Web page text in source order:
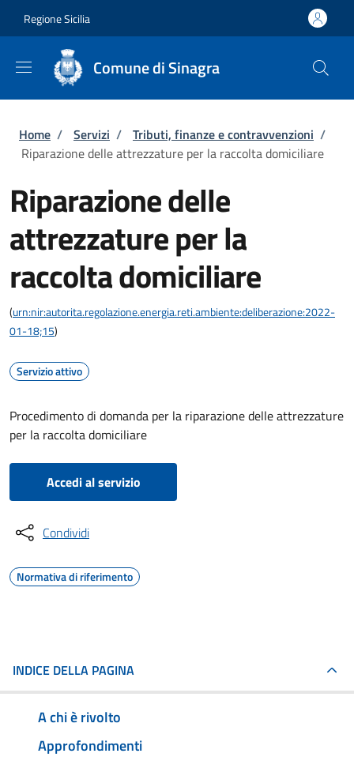
Regione Sicilia
Comune di Sinagra
Briciole di pane
Home / Servizi / Tributi, finanze e contravvenzioni /
Riparazione delle attrezzature per la raccolta domiciliare
Riparazione delle
attrezzature per la
raccolta domiciliare
(urn:nir:autorita.regolazione.energia.reti.ambiente:deliberazione:2022-
01-18;15)
Servizio attivo
Procedimento di domanda per la riparazione delle attrezzature
per la raccolta domiciliare
Accedi al servizio
Condividi
Normativa di riferimento
INDICE DELLA PAGINA
A chi è rivolto
Approfondimenti